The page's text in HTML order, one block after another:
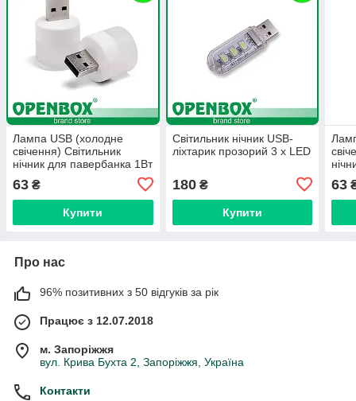
Лампа USB (холодне
свічення) Світильник
нічник для павербанка 1Вт
63 ₴
Купити
Світильник нічник USB-
ліхтарик прозорий 3 x LED
180₴
Купити
63
Про нас
96% позитивних з 50 відгуків за рік
Працює з 12.07.2018
м. Запоріжжя
вул. Крива Бухта 2, Запоріжжя, Україна
Контакти